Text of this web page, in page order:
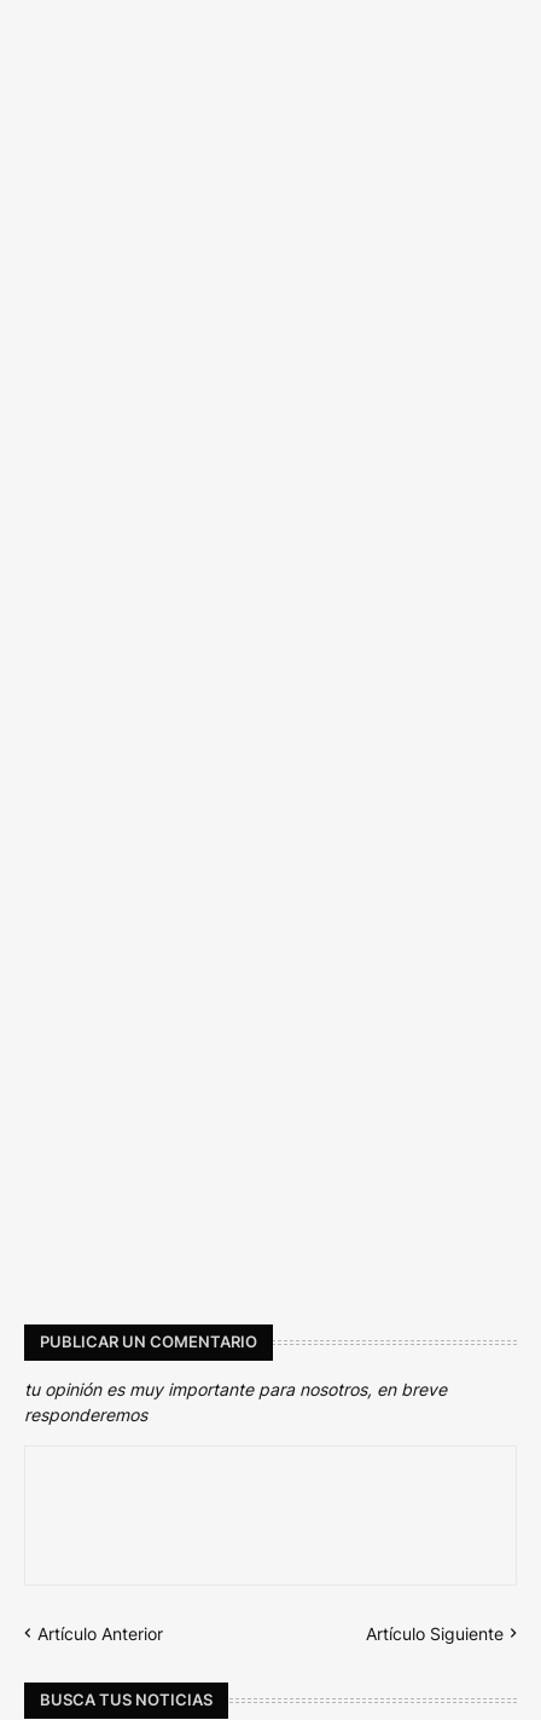
PUBLICAR UN COMENTARIO
tu opinión es muy importante para nosotros, en breve
responderemos
Artículo Anterior Artículo Siguiente
BUSCA TUS NOTICIAS